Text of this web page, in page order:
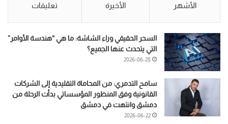
الأشهر الأخيرة تعليقات
السحر الحقيقي وراء الشاشة: ما هي “هندسة الأوامر”
التي يتحدث عنها الجميع؟
2026-06-28
سامح التدمري: من المحاماة التقليدية إلى الشركات
القانونية وفق المنظور المؤسساتي بدأت الرحلة من
دمشق وانتهت في دمشق
2026-06-22